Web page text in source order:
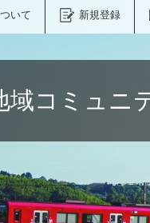
いて 新規登録
域コミュニ